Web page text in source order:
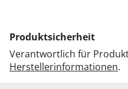
Produktsicherheit
Verantwortlich für
Herstellerinformationen.